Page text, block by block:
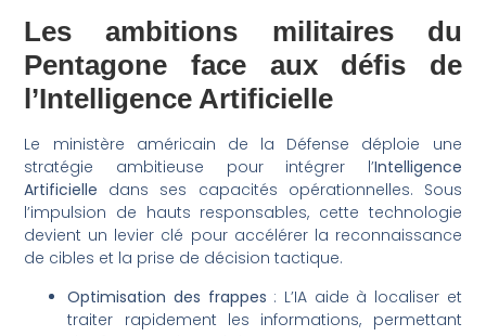
Les ambitions militaires du
Pentagone face aux défis de
l’Intelligence Artificielle
Le ministère américain de la Défense déploie une
stratégie ambitieuse pour intégrer l’Intelligence
Artificielle dans ses capacités opérationnelles. Sous
l’impulsion de hauts responsables, cette technologie
devient un levier clé pour accélérer la reconnaissance
de cibles et la prise de décision tactique.
Optimisation des frappes : L’IA aide à localiser et
traiter rapidement les informations, permettant